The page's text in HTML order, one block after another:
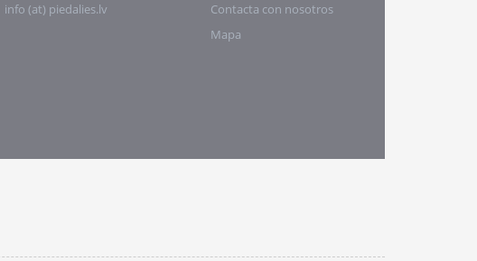
info (at) piedalies.lv
Contacta con nosotros
Mapa